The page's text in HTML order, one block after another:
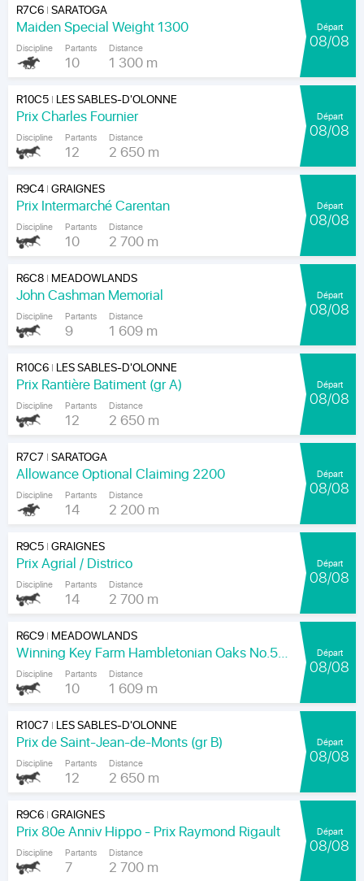
R7C6|SARATOGA
Maiden Special Weight 1300
Discipline Partants
10
Distance
1 300 m
Départ
08/08
R10C5| LES SABLES-D'OLONNE
Prix Charles Fournier
Discipline Partants
12
Distance
2 650 m
Départ
08/08
R9C4|GRAIGNES
Prix Intermarché Carentan
Discipline Partants
10
Distance
2 700 m
Départ
08/08
R6C8| MEADOWLANDS
John Cashman Memorial
Discipline Partants
9
Distance
1 609 m
Départ
08/08
R10C6| LES SABLES-D'OLONNE
Prix Rantière Batiment (gr A)
Discipline Partants
12
Distance
2 650 m
Départ
08/08
R7C7 |SARATOGA
Allowance Optional Claiming 2200
Discipline Partants
14
Distance
2 200 m
Départ
08/08
R9C5|GRAIGNES
Prix Agrial / Districo
Discipline Partants
14
Distance
2 700 m
Départ
08/08
R6C9| MEADOWLANDS
Winning Key Farm Hambletonian Oaks No.56 - Final
Discipline Partants
10
Distance
1 609 m
Départ
08/08
R10C7 | LES SABLES-D'OLONNE
Prix de Saint-Jean-de-Monts (gr B)
Discipline Partants
12
Distance
2 650 m
Départ
08/08
R9C6|GRAIGNES
Prix 80e Anniv Hippo - Prix Raymond Rigault
Discipline Partants
7
Distance
2 700 m
Départ
08/08